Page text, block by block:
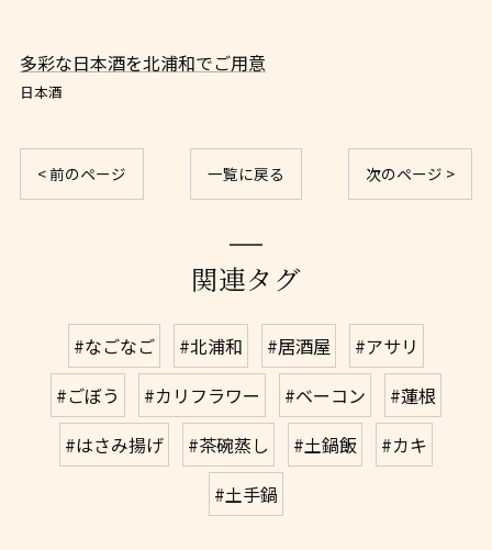
多彩な日本酒を北浦和でご用意
日本酒
< 前のページ 一覧に戻る 次のページ >
関連タグ
#なごなご #北浦和 #居酒屋
#アサリ
#ごぼう
#カリフラワー #ベーコン
#蓮根
#はさみ揚げ
#茶碗蒸し #土鍋飯
#カキ
#土手鍋